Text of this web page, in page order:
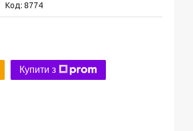
Код: 8774
Купити з